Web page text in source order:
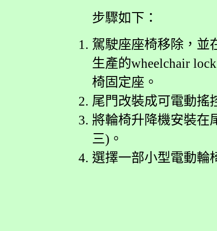
步驟如下：
駕駛座座椅移除，並
生產的wheelchair
椅固定座。
尾門改裝成可電動搖
將輪椅升降機安裝在
三)。
選擇一部小型電動輪